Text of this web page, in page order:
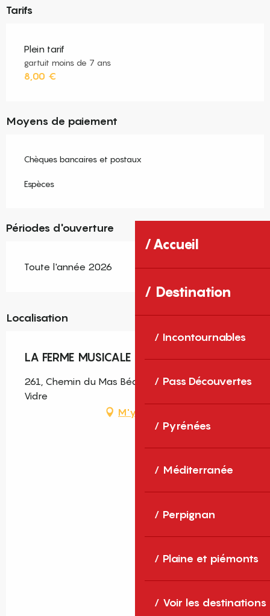
Accueil
Destination
Incontournables
Pass Découvertes
Pyrénées
Méditerranée
Perpignan
Plaine et piémonts
Voir les destinations
Tarifs
Plein tarif
gartuit moins de 7 ans
8,00 €
Moyens de paiement
Chèques bancaires et postaux
Espèces
Périodes d'ouverture
Toute l'année 2026
Localisation
LA FERME MUSICALE
261, Chemin du Mas Bédia, 66690 Palau-del-
Vidre
M'y rendre